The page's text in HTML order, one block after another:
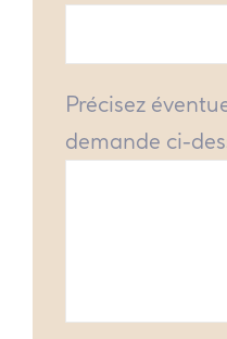
Précisez
demande ci-